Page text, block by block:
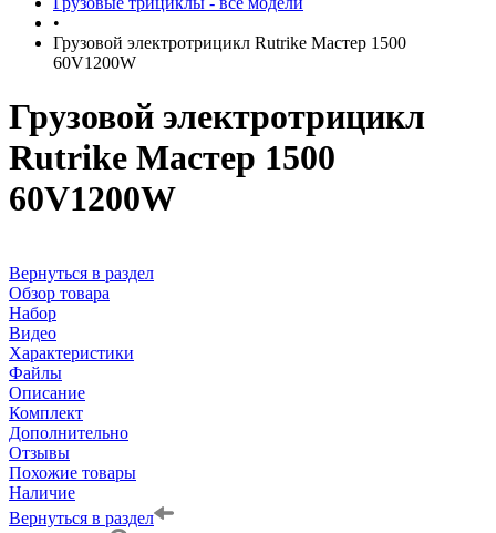
•
Грузовой электротрицикл Rutrike Мастер 1500
60V1200W
Грузовой электротрицикл
Rutrike Мастер 1500
60V1200W
Вернуться в раздел
Обзор товара
Набор
Видео
Характеристики
Файлы
Описание
Комплект
Дополнительно
Отзывы
Похожие товары
Наличие
Вернуться в раздел